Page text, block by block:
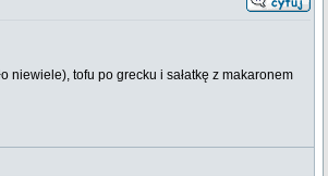
niewiele), tofu po grecku i sałatkę z makaronem